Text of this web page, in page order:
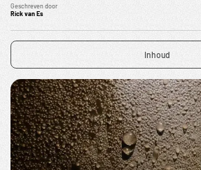
Geschreven door
Rick van Es
Inhoud